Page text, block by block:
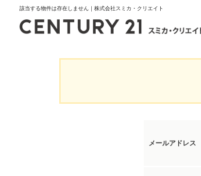
該当する物件は存在しません｜株式会社スミカ・クリエイト
メールアドレス